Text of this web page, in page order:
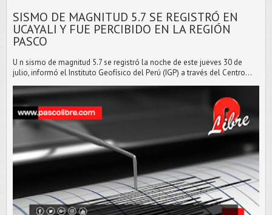
SISMO DE MAGNITUD 5.7 SE REGISTRÓ EN
UCAYALI Y FUE PERCIBIDO EN LA REGIÓN
PASCO
U n sismo de magnitud 5.7 se registró la noche de este jueves 30 de
julio, informó el Instituto Geofísico del Perú (IGP) a través del Centro...